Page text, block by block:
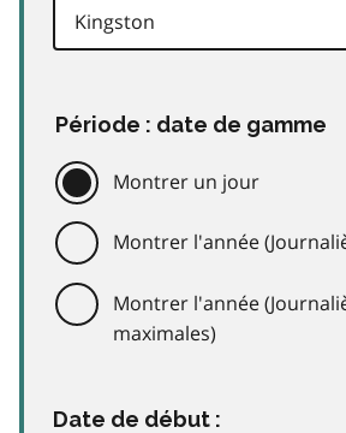
Période : date de gamme
Montrer un jour
Montrer l'année
Montrer l'année
maximales)
Date de début :